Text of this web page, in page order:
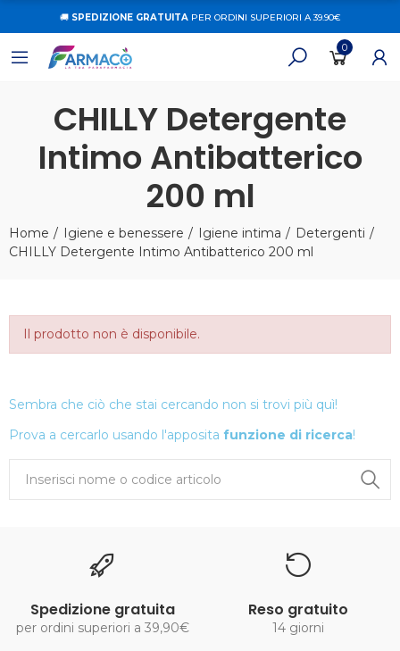
🚚 SPEDIZIONE GRATUITAPER ORDINI SUPERIORI A 39.90€
0
CHILLY Detergente
Intimo Antibatterico
200 ml
Home Igiene e benessere Igiene intima
Detergenti
CHILLY Detergente Intimo Antibatterico 200 ml
Il prodotto non è disponibile.
Sembra che ciò che stai cercando non si trovi più quì!
Prova a cercarlo usando l'apposita funzione di ricerca!
Spedizione gratuita
per ordini superiori a 39,90€
Reso gratuito
14 giorni